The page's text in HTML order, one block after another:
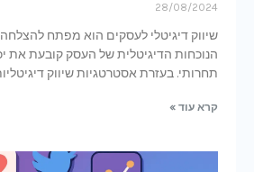
28/08/2024
שיווק דיגיטלי לעסקים הוא מפתח להצלחה
הנוכחות הדיגיטלית של העסק קובעת את
תחרותי. בעזרת אסטרטגיות שיווק דיגיטליות
קרא עוד »